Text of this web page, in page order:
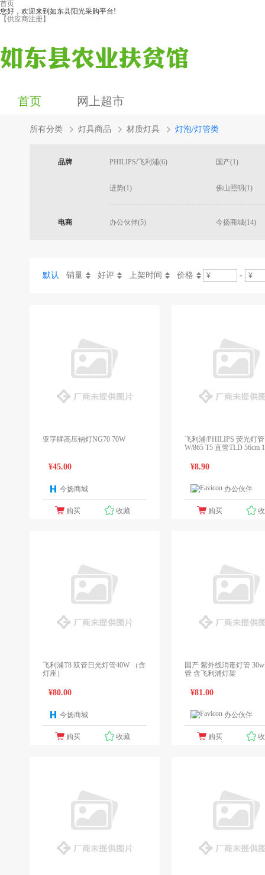
首页
您好，欢迎来到如东县阳光采购平台!
【供应商注册】
首页 网上超市
所有分类 灯具商品 材质灯具 灯泡/灯管类
品牌 PHILIPS/飞利浦(6) 国产(1)
进势(1) 佛山照明(1)
电商 办公伙伴(5) 今扬商城(14)
默认 销量 好评 上架时间 价格 -
亚字牌高压钠灯NG70 70W
¥45.00
今扬商城
购买 收藏
飞利浦/PHILIPS 荧光灯
W/865 T5 直管TLD 56cm
¥8.90
办公伙伴
购买
飞利浦T8 双管日光灯管40W （含
灯座）
¥80.00
今扬商城
购买 收藏
国产 紫外线消毒灯管 30w普通灯
管 含飞利浦灯架
¥81.00
办公伙伴
购买